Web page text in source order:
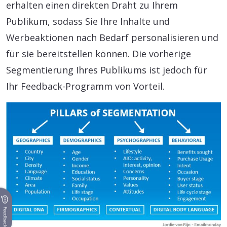
erhalten einen direkten Draht zu Ihrem
Publikum, sodass Sie Ihre Inhalte und
Werbeaktionen nach Bedarf personalisieren und
für sie bereitstellen können. Die vorherige
Segmentierung Ihres Publikums ist jedoch für
Ihr Feedback-Programm von Vorteil.
Feedback